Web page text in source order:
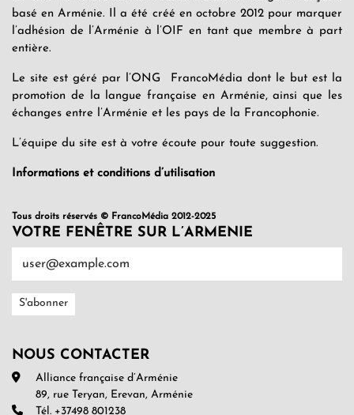
basé en Arménie. Il a été créé en octobre 2012 pour marquer
l’adhésion de l’Arménie à l’OIF en tant que membre à part
entière.
Le site est géré par l’ONG FrancoMédia dont le but est la
promotion de la langue française en Arménie, ainsi que les
échanges entre l’Arménie et les pays de la Francophonie.
L’équipe du site est à votre écoute pour toute suggestion.
Informations et conditions d’utilisation
Tous droits réservés © FrancoMédia 2012-2025
VOTRE FENÊTRE SUR L’ARMENIE
NOUS CONTACTER
Alliance française d’Arménie
89, rue Teryan, Erevan, Arménie
Tél. +37498 801238